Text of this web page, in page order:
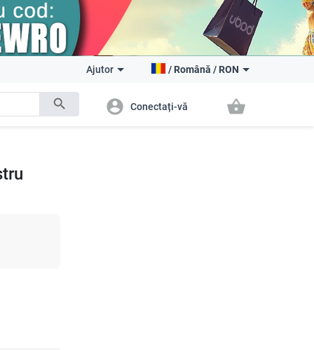
search
Ajutor / Română / RON
account_circle Conectați-vă shopping_basket